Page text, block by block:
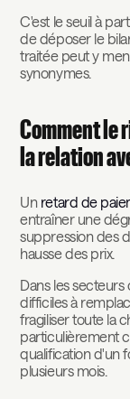
C'est le seuil à
de déposer le
traitée peut y
synonymes.
Comment le
la relation
Un retard de
entraîner une
suppression des
hausse des prix.
Dans les
difficiles à
fragiliser toute la
particulièrement
qualification d'un
plusieurs mois.